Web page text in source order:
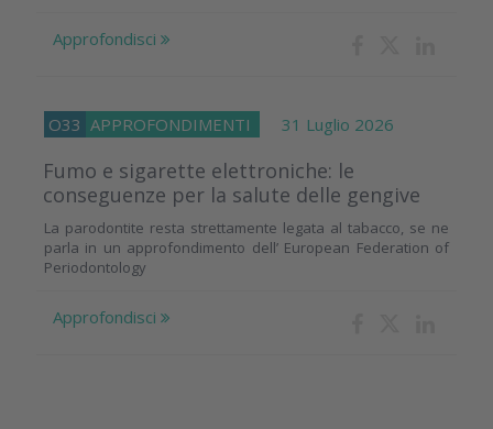
Approfondisci
O33 APPROFONDIMENTI 31 Luglio 2026
Fumo e sigarette elettroniche: le
conseguenze per la salute delle gengive
La parodontite resta strettamente legata al tabacco, se ne
parla in un approfondimento dell’ European Federation of
Periodontology
Approfondisci